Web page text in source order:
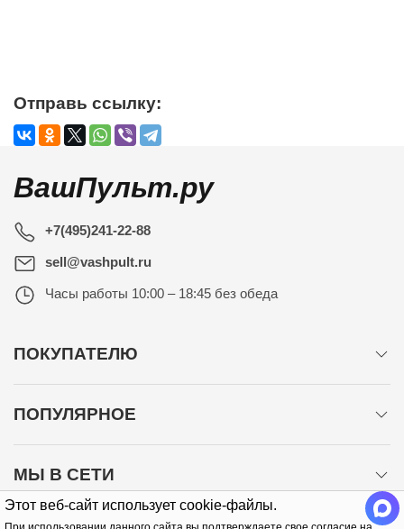
Этот веб-сайт использует cookie-файлы.
Отправь ссылку:
ВашПульт.ру
+7(495)241-22-88
sell@vashpult.ru
Часы работы 10:00 – 18:45 без обеда
ПОКУПАТЕЛЮ
ПОПУЛЯРНОЕ
МЫ В СЕТИ